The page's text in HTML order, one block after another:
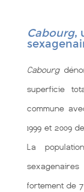
Cabourg,
Cabourg
superficie
commune
1999 et 2009 de
La
fortement de